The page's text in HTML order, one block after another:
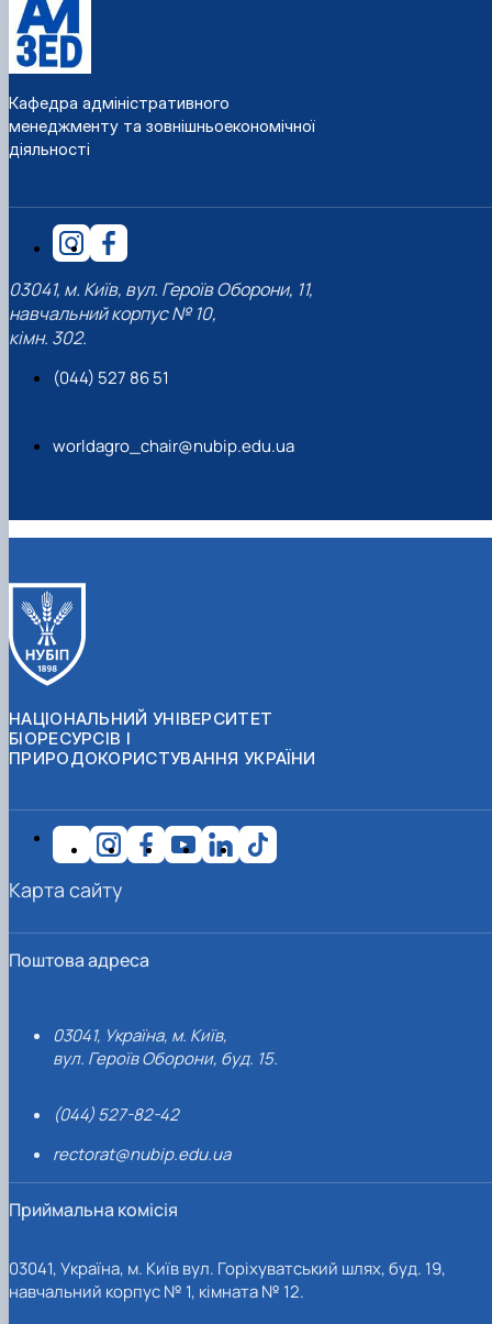
Кафедра адміністративного
менеджменту та зовнішньоекономічної
діяльності
03041, м. Київ, вул. Героїв Оборони, 11,
навчальний корпус № 10,
кімн. 302.
(044) 527 86 51
worldagro_chair@nubip.edu.ua
НАЦІОНАЛЬНИЙ УНІВЕРСИТЕТ
БІОРЕСУРСІВ І
ПРИРОДОКОРИСТУВАННЯ УКРАЇНИ
Поштова адреса
03041, Україна, м. Київ,
вул. Героїв Оборони, буд. 15.
(044) 527-82-42
rectorat@nubip.edu.ua
Приймальна комісія
03041, Україна, м. Київ вул. Горіхуватський шлях, буд. 19,
навчальний корпус № 1, кімната № 12.
Карта сайту